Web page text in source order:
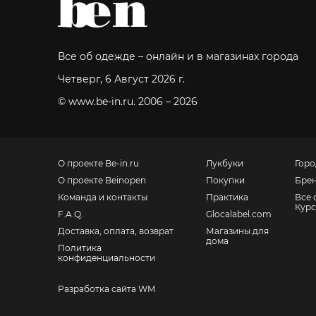
Все об одежде – онлайн и в магазинах города
Четверг, 6 Август 2026 г.
© www.be-in.ru. 2006 – 2026
О проекте Be-in.ru
О проекте Beinopen
Команда и контакты
F.A.Q.
Доставка, оплата, возврат
Политика
конфиденциальности
Лукбуки
Покупки
Практика
Glocalabel.com
Магазины для
дома
Все
Разработка сайта WM